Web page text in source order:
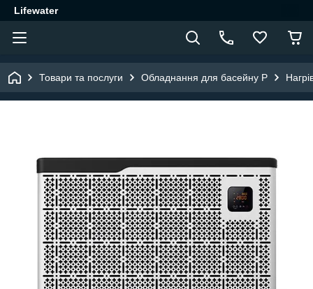
Lifewater
Товари та послуги Обладнання для басейну P